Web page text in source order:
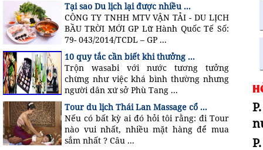
Tại sao Du lịch lại được nhiều ...
CÔNG TY TNHH MTV VẬN TẢI - DU LỊCH
BẦU TRỜI MỚI GP Lữ Hành Quốc Tế Số:
79- 043/2014/TCDL – GP ...
10 quy tắc cần biết khi thưởng ...
Trộn wasabi với nước tương tưởng
chừng như việc khá bình thường nhưng
người dân xứ sở Phù Tang ...
Tour du lịch Thái Lan Massage cổ ...
Nếu có bất kỳ ai đó hỏi tôi rằng: đi Tour
nào vui nhất, nhiều mặt hàng để mua
sắm nhất ? Câu ...